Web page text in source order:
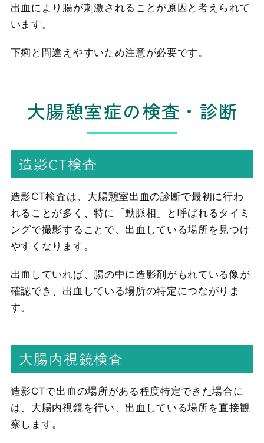
出血により腸が刺激されることが原因と考えられて
います。
下痢と間違えやすいため注意が必要です。
大腸憩室症の検査・診断
造影CT検査
造影CT検査は、大腸憩室出血の診断で最初に行わ
れることが多く、特に「動脈相」と呼ばれるタイミ
ングで撮影することで、出血している場所を見つけ
やすくなります。
出血していれば、腸の中に造影剤がもれている像が
確認でき、出血している場所の特定につながりま
す。
大腸内視鏡検査
造影CTで出血の場所がある程度特定できた場合に
は、大腸内視鏡を行い、出血している場所を直接観
察します。